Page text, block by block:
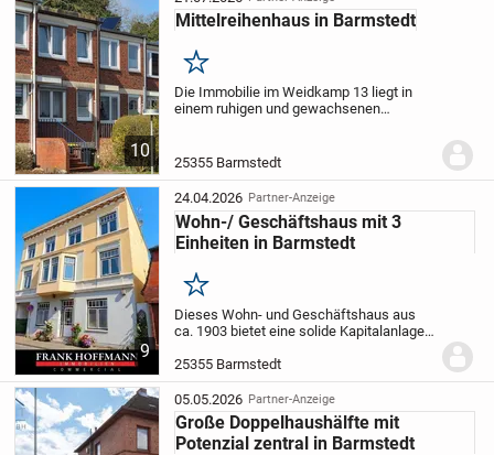
10
Mittelreihenhaus in Barmstedt
Merken
Die Immobilie im Weidkamp 13 liegt in
einem ruhigen und gewachsenen
Umgebung ist geprägt von gepflegter
25355 Barmstedt
9
24.04.2026 Partner-Anzeige
Wohn-/ Geschäftshaus mit 3
Einheiten in Barmstedt
Merken
Dieses Wohn- und Geschäftshaus aus
ca. 1903 bietet eine solide Kapitalanlage
Das Objekt umfasst eine Gewerbeeinheit
im Erdgeschoss sowie zwei
Wohneinheiten in...
25355 Barmstedt
05.05.2026 Partner-Anzeige
Große Doppelhaushälfte mit
Potenzial zentral in Barmstedt